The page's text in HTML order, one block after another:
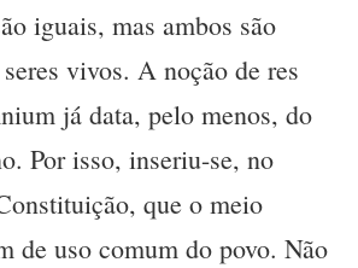
iguais, mas ambos são
vivos. A noção de res
já data, pelo menos, do
Por isso, inseriu-se, no
que o meio
de uso comum do povo. Não